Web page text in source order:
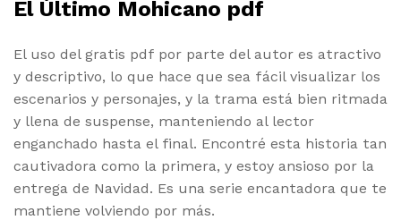
El Último Mohicano pdf
El uso del gratis pdf por parte del autor es atractivo
y descriptivo, lo que hace que sea fácil visualizar los
escenarios y personajes, y la trama está bien ritmada
y llena de suspense, manteniendo al lector
enganchado hasta el final. Encontré esta historia tan
cautivadora como la primera, y estoy ansioso por la
entrega de Navidad. Es una serie encantadora que te
mantiene volviendo por más.